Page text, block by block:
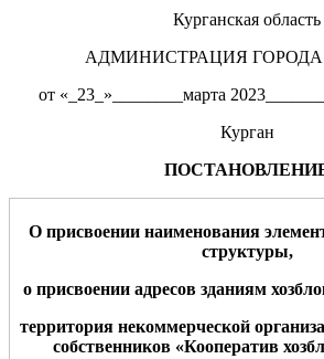
Курганская область
АДМИНИСТРАЦИЯ ГОРОДА
от «_23_»________марта
Курган
О присвоении наименования
структуры,
о присвоении адресов зданиям
территория некоммерческой
собственников «Кооператив